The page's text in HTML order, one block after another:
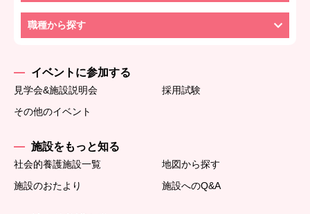
職種から探す
イベントに参加する
見学会&施設説明会
採用試験
その他のイベント
施設をもっと知る
社会的養護施設一覧
地図から探す
施設のおたより
施設へのQ&A